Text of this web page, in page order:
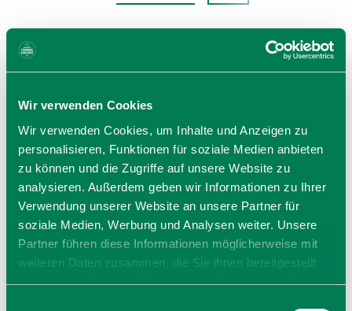
Wir verwenden Cookies
Wir verwenden Cookies, um Inhalte und Anzeigen zu
personalisieren, Funktionen für soziale Medien anbieten
zu können und die Zugriffe auf unsere Website zu
analysieren. Außerdem geben wir Informationen zu Ihrer
Verwendung unserer Website an unsere Partner für
soziale Medien, Werbung und Analysen weiter. Unsere
Partner führen diese Informationen möglicherweise mit
weiteren Daten zusammen, die Sie ihnen bereitgestellt
haben oder die sie im Rahmen Ihrer Nutzung der Dienste
Veranstalter
Kulturreferat der Gemeinde Hausham
Schlierseer Str. 18
83734 Hausham
Tel.: 08026 3909-0
zur Website
E-Mail verfassen